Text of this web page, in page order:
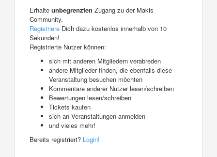
Erhalte unbegrenzten Zugang zu der Makis
Community.
Registriere Dich dazu kostenlos innerhalb von 10
Sekunden!
Registrierte Nutzer können:
sich mit anderen Mitgliedern verabreden
andere Mitglieder finden, die ebenfalls diese
Veranstaltung besuchen möchten
Kommentare anderer Nutzer lesen/schreiben
Bewertungen lesen/schreiben
Tickets kaufen
sich an Veranstaltungen anmelden
und vieles mehr!
Bereits registriert? Login!